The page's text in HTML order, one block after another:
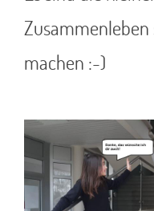
Zusammenleben
machen :-)